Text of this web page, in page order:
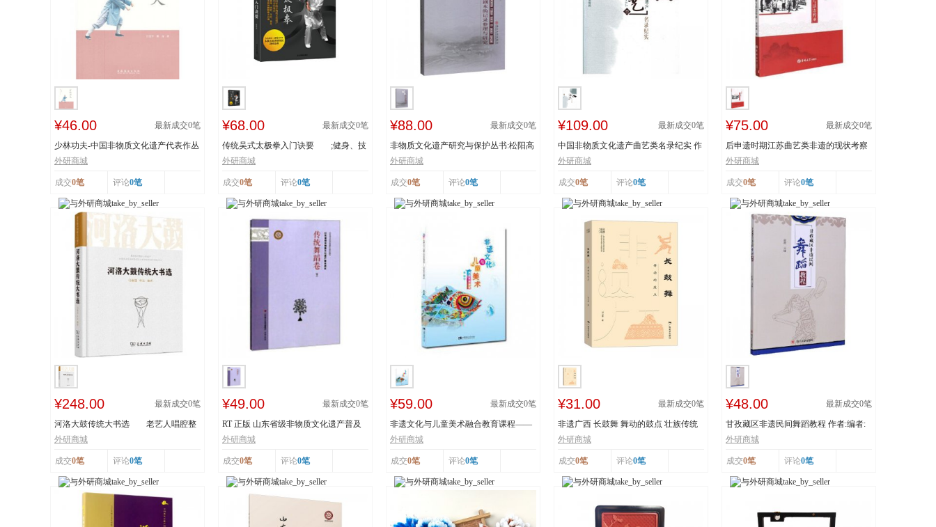
¥46.00 最新成交0笔
少林功夫-中国非物质文化遗产代表作丛
书
外研商城
成交0笔 评论0笔
¥68.00 最新成交0笔
传统吴式太极拳入门诀要 ;健身、技
击、穴位、意...
外研商城
成交0笔 评论0笔
¥88.00 最新成交0笔
非物质文化遗产研究与保护丛书:松阳高
腔口述剧本的...
外研商城
成交0笔 评论0笔
¥109.00 最新成交0笔
中国非物质文化遗产曲艺类名录纪实 作
者:姜昆,董耀...
外研商城
成交0笔 评论0笔
¥75.00 最新成交0笔
后申遗时期江苏曲艺类非遗的现状考察
与活态传承 978...
外研商城
成交0笔 评论0笔
¥248.00 最新成交0笔
河洛大鼓传统大书选 老艺人唱腔整
理 采撷民间...
外研商城
成交0笔 评论0笔
¥49.00 最新成交0笔
RT 正版 山东省级非物质文化遗产普及
读本:下:传统舞...
外研商城
成交0笔 评论0笔
¥59.00 最新成交0笔
非遗文化与儿童美术融合教育课程——
以深圳鱼灯舞为...
外研商城
成交0笔 评论0笔
¥31.00 最新成交0笔
非遗广西 长鼓舞 舞动的鼓点 壮族传统
舞蹈瑶族舞蹈...
外研商城
成交0笔 评论0笔
¥48.00 最新成交0笔
甘孜藏区非遗民间舞蹈教程 作者:编者:
白渝|责编:蒋...
外研商城
成交0笔 评论0笔